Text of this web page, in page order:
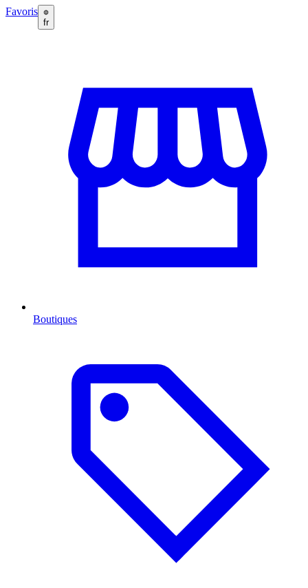
Favoris
fr
Boutiques